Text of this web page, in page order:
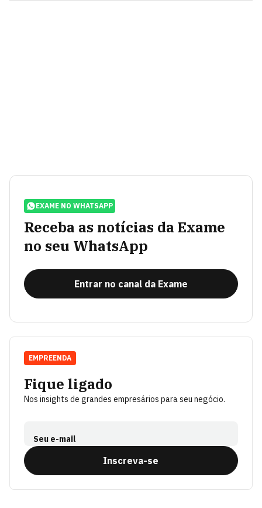
EXAME NO WHATSAPP
Receba as notícias da Exame
no seu WhatsApp
Entrar no canal da Exame
Fique ligado
Nos insights de grandes empresários para seu negócio.
Seu e-mail
Inscreva-se
EMPREENDA